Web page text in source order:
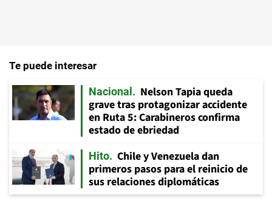
Te puede interesar
Nacional
Nelson Tapia queda
grave tras protagonizar accidente
en Ruta 5: Carabineros confirma
estado de ebriedad
Hito
Chile y Venezuela dan
primeros pasos para el reinicio de
sus relaciones diplomáticas